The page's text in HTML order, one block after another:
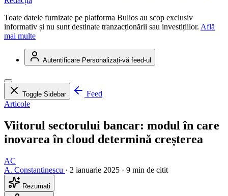
Toate datele furnizate pe platforma Bulios au scop exclusiv
informativ și nu sunt destinate tranzacționării sau investițiilor. Află
mai multe
Autentificare Personalizați-vă feed-ul
Toggle Sidebar
Feed
Articole
Viitorul sectorului bancar: modul în care
inovarea în cloud determină creșterea
AC
A. Constantinescu · 2 ianuarie 2025 · 9 min de citit
Rezumați